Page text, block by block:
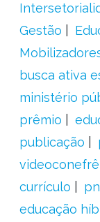
Gestão
busca ativa
ministério
prêmio
publicação
currículo
educação